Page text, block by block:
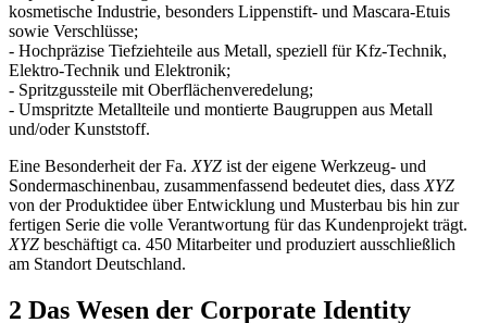
- Spezialverpackungen aus Kunststoff und/oder Metall für die
kosmetische Industrie, besonders Lippenstift- und Mascara-Etuis
sowie Verschlüsse;
- Hochpräzise Tiefziehteile aus Metall, speziell für Kfz-Technik,
Elektro-Technik und Elektronik;
- Spritzgussteile mit Oberflächenveredelung;
- Umspritzte Metallteile und montierte Baugruppen aus Metall
Eine Besonderheit der Fa.XYZist der eigene Werkzeug- und
Sondermaschinenbau, zusammenfassend bedeutet dies, dassXYZ
von der Produktidee über Entwicklung und Musterbau bis hin zur
fertigen Serie die volle Verantwortung für das Kundenprojekt trägt.
XYZbeschäftigt ca. 450 Mitarbeiter und produziert ausschließlich